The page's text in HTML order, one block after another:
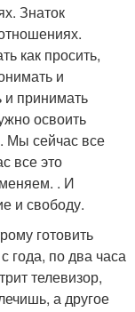
Знаток
как просить,
и
принимать
освоить
Мы сейчас все
все это
. И
и свободу.
готовить
года, по два часа
телевизор,
а другое